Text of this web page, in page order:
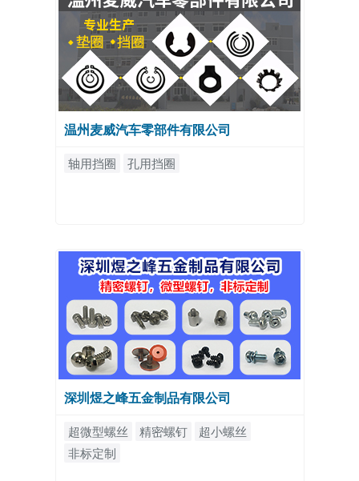
温州麦威汽车零部件有限公司
轴用挡圈 孔用挡圈
深圳煜之峰五金制品有限公司
超微型螺丝 精密螺钉
超小螺丝
非标定制